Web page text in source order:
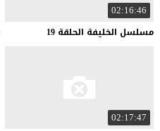
02:16:46
مسلسل الخليفة الحلقة 19
02:17:47